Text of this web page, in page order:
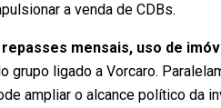
a venda de CDBs.
repasses mensais, uso de
grupo ligado a Vorcaro.
ampliar o alcance político da